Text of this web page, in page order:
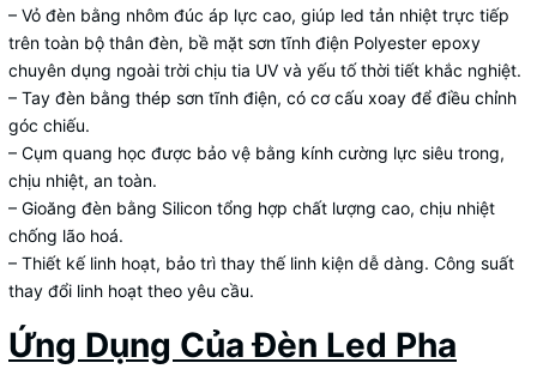
– Vỏ đèn bằng nhôm đúc áp lực cao, giúp led tản nhiệt trực tiếp
trên toàn bộ thân đèn, bề mặt sơn tĩnh điện Polyester epoxy
chuyên dụng ngoài trời chịu tia UV và yếu tố thời tiết khắc nghiệt.
– Tay đèn bằng thép sơn tĩnh điện, có cơ cấu xoay để điều chỉnh
góc chiếu.
– Cụm quang học được bảo vệ bằng kính cường lực siêu trong,
chịu nhiệt, an toàn.
– Gioăng đèn bằng Silicon tổng hợp chất lượng cao, chịu nhiệt
chống lão hoá.
– Thiết kế linh hoạt, bảo trì thay thế linh kiện dễ dàng. Công suất
thay đổi linh hoạt theo yêu cầu.
Ứng Dụng Của Đèn Led Pha